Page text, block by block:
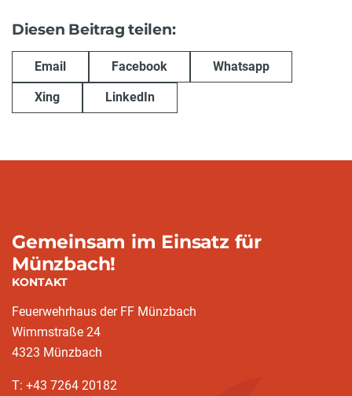
Diesen Beitrag teilen:
Email Facebook Whatsapp
Xing LinkedIn
Gemeinsam im Einsatz für
Münzbach!
KONTAKT
Feuerwehrhaus der FF Münzbach
Wimmstraße 24
4323 Münzbach
T: +43 7264 20182